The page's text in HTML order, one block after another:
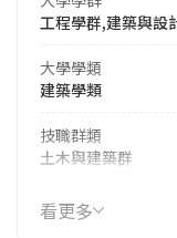
工程學群,建築與設
大學學類
建築學類
技職群類
土木與建築群
114年學費
41,380 元/學期
看更多